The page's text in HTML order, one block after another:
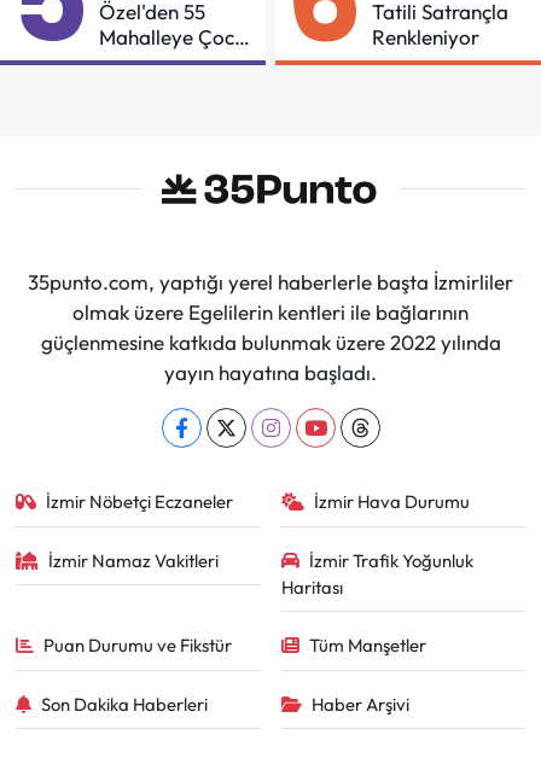
Özel'den 55
Mahalleye Çocuk
Şenliği
Tatili Satrançla
Renkleniyor
35punto.com, yaptığı yerel haberlerle başta İzmirliler
olmak üzere Egelilerin kentleri ile bağlarının
güçlenmesine katkıda bulunmak üzere 2022 yılında
yayın hayatına başladı.
İzmir Nöbetçi Eczaneler İzmir Hava Durumu
İzmir Namaz Vakitleri
İzmir Trafik Yoğunluk
Haritası
Puan Durumu ve Fikstür Tüm Manşetler
Son Dakika Haberleri Haber Arşivi